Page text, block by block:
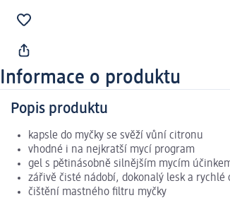
Informace o produktu
Popis produktu
kapsle do myčky se svěží vůní citronu
vhodné i na nejkratší mycí program
gel s pětinásobně silnějším mycím
zářivě čisté nádobí, dokonalý lesk a rychlé
čištění mastného filtru myčky